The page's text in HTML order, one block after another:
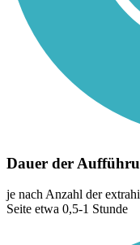
Dauer der
je nach Anzahl der
Seite etwa 0,5-1 Stunde